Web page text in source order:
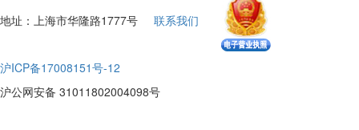
地址：上海市华隆路1777号 联系我们
沪ICP备17008151号-12
沪公网安备 31011802004098号